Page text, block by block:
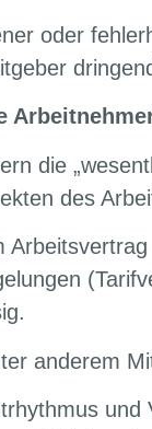
oder
die
des
anderem